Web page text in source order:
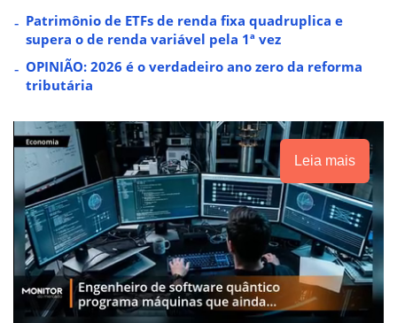
Patrimônio de ETFs de renda fixa quadruplica e
supera o de renda variável pela 1ª vez
OPINIÃO: 2026 é o verdadeiro ano zero da reforma
tributária
Leia mais